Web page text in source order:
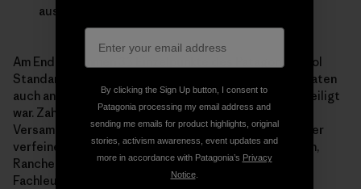
ausschließlich unter strenger
Am Ende stammen 33 Einzelpunkte des Patagonia Wool
Standard direkt von Dr. Grandin, die vor wenigen Monaten
auch an einer Prüfung des fast fertigen Entwurfs beteiligt
war. Zahlreiche weitere Punkte wurden bei einer
Versammlung von Interessengruppen hinzugefügt oder
verfeinert, an der Vier-Pfoten, unabhängige Auditoren,
Rancher aus den USA und Neuseeland sowie weitere
Fachleute und -oganisationen beteiligt waren.
By clicking the Sign Up button, I consent to
Patagonia processing my email address and
sending me emails for product highlights, original
stories, activism awareness, event updates and
more in accordance with Patagonia’s Privacy
Notice.